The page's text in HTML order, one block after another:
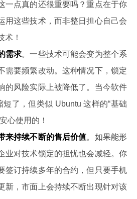
一点真的还很重要吗？重点在于你
用这些技术，而非整日担心自己会
术！
需求。一些技术可能会变为整个系
需要频繁改动。这种情况下，锁定
的风险实际上被降低了。当今软件
短了，但类似 Ubuntu 这样的“基础
心使用的！
来持续不断的售后价值。如果能形
业对技术锁定的担忧也会减轻。你
签订持续多年的合约，但只要手机
新，市面上会持续不断出现针对该